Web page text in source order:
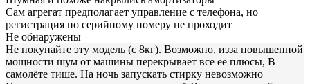
Сам агрегат предполагает управление с телефона, но
регистрация по серийному номеру не проходит
Не обнаружены
Не покупайте эту модель (с 8кг). Возможно, изза повышенной
мощности шум от машины перекрывает все её плюсы, В
самолёте тише. На ночь запускать стирку невозможно